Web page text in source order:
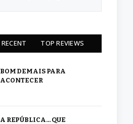
RECENT TOP REVIEWS
BOM DEMAIS PARA
ACONTECER
A REPÚBLICA… QUE